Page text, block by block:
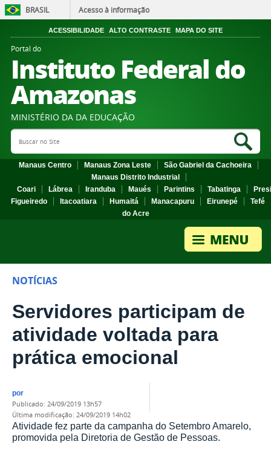
BRASIL Acesso à informação
ACESSIBILIDADE ALTO CONTRASTE MAPA DO SITE
Portal do
Instituto Federal do
Amazonas
MINISTÉRIO DA DA EDUCAÇÃO
Search Site
Manaus Centro Manaus Zona Leste
São Gabriel da Cachoeira
Manaus Distrito Industrial
Coari
Lábrea Iranduba Maués Parintins Tabatinga
Figueiredo
Itacoatiara Humaitá Manacapuru Eirunepé
Tefé
do Acre
NOTÍCIAS
Servidores participam de
atividade voltada para
prática emocional
por
publicado: 24/09/2019 13h57
última modificação: 24/09/2019 14h02
Atividade fez parte da campanha do Setembro Amarelo,
promovida pela Diretoria de Gestão de Pessoas.